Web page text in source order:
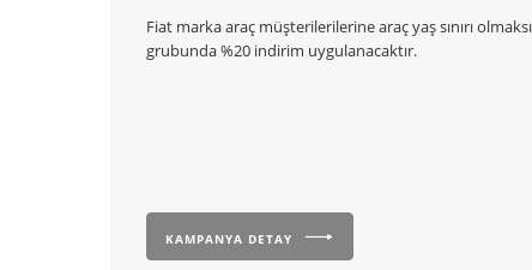
Fiat marka araç müşterilerilerine araç yaş sınırı
grubunda %20 indirim uygulanacaktır.
KAMPANYA DETAY